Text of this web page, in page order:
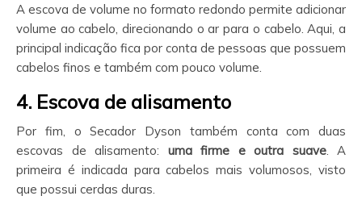
A escova de volume no formato redondo permite adicionar
volume ao cabelo, direcionando o ar para o cabelo. Aqui, a
principal indicação fica por conta de pessoas que possuem
cabelos finos e também com pouco volume.
4. Escova de alisamento
Por fim, o Secador Dyson também conta com duas
escovas de alisamento: uma firme e outra suave. A
primeira é indicada para cabelos mais volumosos, visto
que possui cerdas duras.